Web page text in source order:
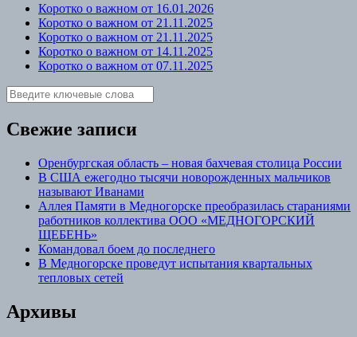
Коротко о важном от 16.01.2026
Коротко о важном от 21.11.2025
Коротко о важном от 21.11.2025
Коротко о важном от 14.11.2025
Коротко о важном от 07.11.2025
Свежие записи
Оренбургская область – новая бахчевая столица России
В США ежегодно тысячи новорожденных мальчиков
называют Иванами
Аллея Памяти в Медногорске преобразилась стараниями
работников коллектива ООО «МЕДНОГОРСКИЙ
ЩЕБЕНЬ»
Командовал боем до последнего
В Медногорске проведут испытания квартальных
тепловых сетей
Архивы